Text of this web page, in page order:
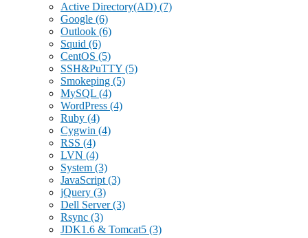
Active Directory(AD) (7)
Google (6)
Outlook (6)
Squid (6)
CentOS (5)
SSH&PuTTY (5)
Smokeping (5)
MySQL (4)
WordPress (4)
Ruby (4)
Cygwin (4)
RSS (4)
LVN (4)
System (3)
JavaScript (3)
jQuery (3)
Dell Server(3)
Rsync (3)
JDK1.6 & Tomcat5 (3)